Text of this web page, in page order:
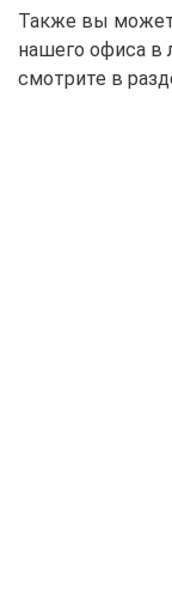
Также вы
нашего офиса в
смотрите в